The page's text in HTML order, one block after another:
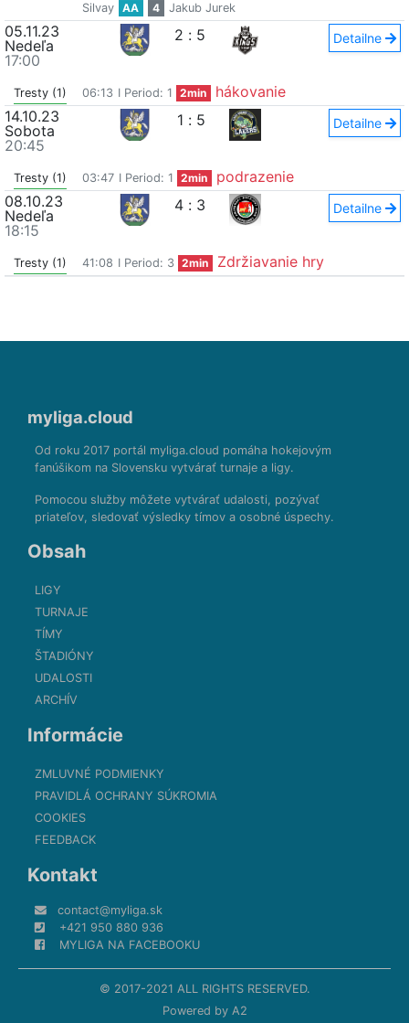
Silvay
AA 4 Jakub Jurek
05.11.23
Nedeľa
17:00
2 : 5 Detailne
Tresty (1) 06:13 I Period: 1 2min
hákovanie
14.10.23
Sobota
20:45
1 : 5 Detailne
Tresty (1) 03:47 I Period: 1 2min
podrazenie
08.10.23
Nedeľa
18:15
4 : 3 Detailne
Tresty (1) 41:08 I Period: 3 2min Zdržiavanie hry
myliga.cloud
Od roku 2017 portál myliga.cloud pomáha hokejovým
fanúšikom na Slovensku vytvárať turnaje a ligy.
Pomocou služby môžete vytvárať udalosti, pozývať
priateľov, sledovať výsledky tímov a osobné úspechy.
Obsah
LIGY
TURNAJE
TÍMY
ŠTADIÓNY
UDALOSTI
ARCHÍV
Informácie
ZMLUVNÉ PODMIENKY
PRAVIDLÁ OCHRANY SÚKROMIA
COOKIES
FEEDBACK
Kontakt
contact@myliga.sk
+421 950 880 936
MYLIGA NA FACEBOOKU
© 2017-2021 ALL RIGHTS RESERVED.
Powered by A2